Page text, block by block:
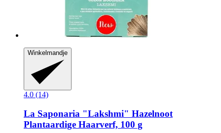
Winkelmandje
4.0 (14)
La Saponaria "Lakshmi" Hazelnoot
Plantaardige Haarverf, 100 g